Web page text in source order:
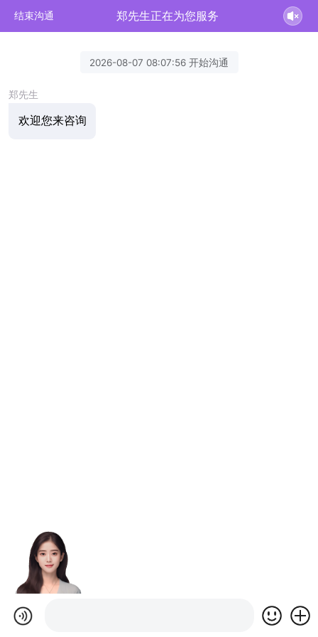
结束沟通 郑先生正在为您服务
2026-08-07 08:07:56 开始沟通
郑先生
欢迎您来咨询